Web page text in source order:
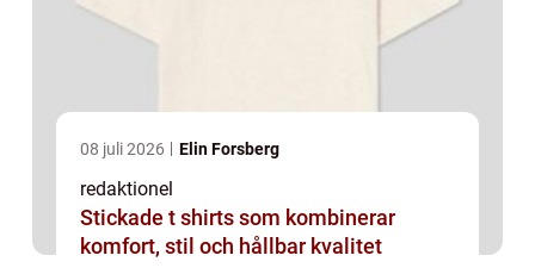
08 juli 2026 Elin Forsberg
redaktionel
Stickade t shirts som kombinerar
komfort, stil och hållbar kvalitet